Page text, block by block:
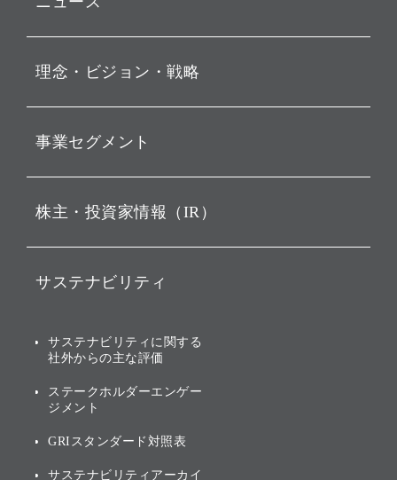
お知らせ
動画配信
理念・ビジョン・戦略
経営理念
ビジョン
戦略
バリュー
ソフトバンクグループの歩
[AI] What dreams are made
事業セグメント
ソフトバンク・ビジョン・
その他
グループ企業一覧
株主・投資家情報（IR）
IRカレンダー
業績・財務
アニュアルレポート
サステナビリティ
トップメッセージ
サステナビリティの考え方
サステナビリティに関する
社外からの主な評価
ステークホルダーエンゲー
ジメント
GRIスタンダード対照表
サステナビリティアーカイ